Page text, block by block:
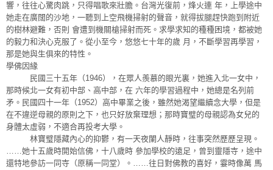
響，往往心驚肉跳，只得唱歌來壯膽。台灣光復前，烽火連 年，上學途中
她走在廣闊的沙地，一聽到上空飛機掃射的聲音，就得拔腿趕快跑到附近
的樹林避難，否則 會遭到機關槍掃射而死。求學求知的種種困境，都被她
的毅力和決心克服了。從小至今，悠悠七十年的歲 月，不斷學習再學習，
那是她與生俱來的特性。
學佛因緣
民國三十五年（1946），在眾人羨慕的眼光裏，她進入北一女中，
那時候北一女有初中部、高中部，在 六年的學習過程中，她總是名列前
矛。民國四十一年（1952）高中畢業之後，雖然她渴望繼續念大學，但是
在不違逆母親的原則之下，也只好放棄理想；那時寶璧的母親認為女兒的
身體太虛弱，不適合再投考大學。
林寶璧隱藏內心的抑鬱，有一天夜闌人靜時，往事突然歷歷呈現。
……她十五歲時開始信佛，十八歲時 參加學校的遠足，曾到靈隱寺，途中
還特地參訪一同寺（原稱一同堂）。……往日對佛教的喜好，霎時像萬 馬